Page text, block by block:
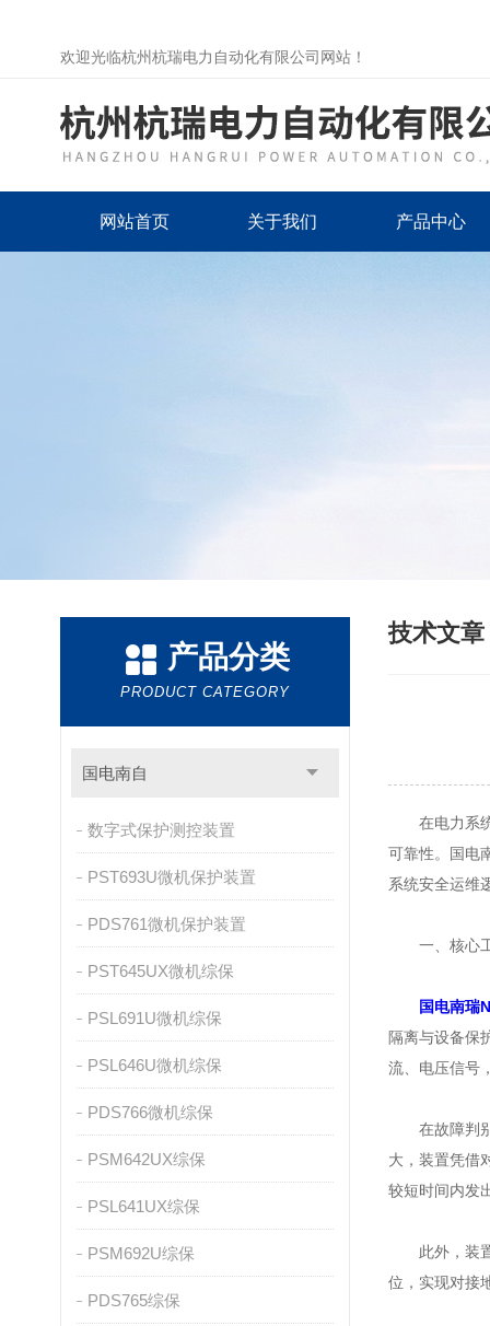
欢迎光临杭州杭瑞电力自动化有限公司网站！
网站首页 关于我们 产品中心
产品分类
PRODUCT CATEGORY
国电南自
数字式保护测控装置
PST693U微机保护装置
PDS761微机保护装置
PST645UX微机综保
PSL691U微机综保
PSL646U微机综保
PDS766微机综保
PSM642UX综保
PSL641UX综保
PSM692U综保
PDS765综保
技术文章
在电力系统
可靠性。国电
系统安全运维
一、核心工
国电南瑞
隔离与设备保
流、电压信号
在故障判别
大，装置凭借
较短时间内发
此外，装置
位，实现对接